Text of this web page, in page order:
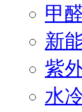
甲
新
紫
水